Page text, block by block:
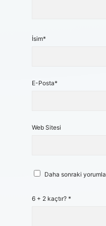
İsim*
E-Posta*
Web Sitesi
Daha sonraki
6 + 2 kaçtır? *